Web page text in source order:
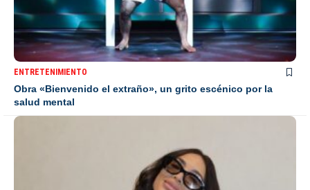
ENTRETENIMIENTO
Obra «Bienvenido el extraño», un grito escénico por la
salud mental